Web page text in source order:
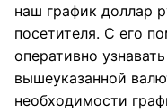
наш график доллар
посетителя. С его
оперативно
вышеуказанной
необходимости